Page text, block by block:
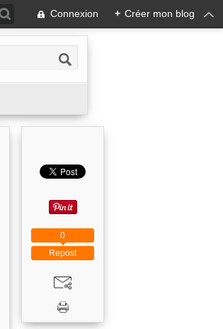
Connexion + Créer mon blog
Repost
0